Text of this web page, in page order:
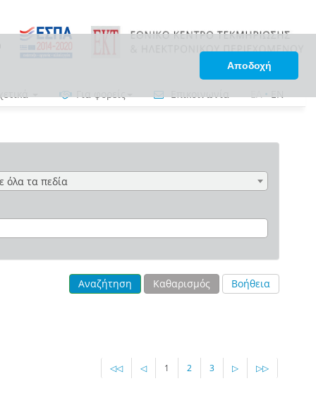
Αποδοχή
Για φορείς Επικοινωνία ΕΛ•EN
όλα τα πεδία
Αναζήτηση Καθαρισμός Βοήθεια
◁◁ ◁ 1 2 3 ▷ ▷▷